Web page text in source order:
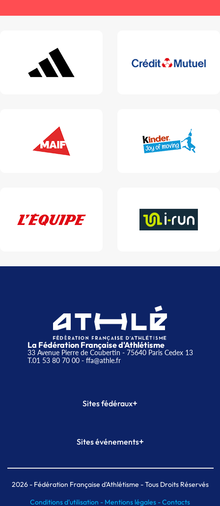
La Fédération Française d'Athlétisme
33 Avenue Pierre de Coubertin - 75640 Paris Cedex 13
T.01 53 80 70 00- ffa@athle.fr
Sites fédéraux+
Plateforme Formation
Sites événements+
Meeting de Paris indoor
MAIF Ekiden de Paris
2026- Fédération Française d'Athlétisme - Tous Droits Réservés
Conditions d'utilisation - Mentions légales -Contacts